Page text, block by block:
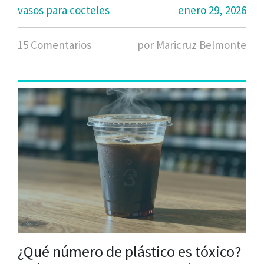
vasos para cocteles
enero 29, 2026
15 Comentarios por Maricruz Belmonte
¿Qué número de plástico es tóxico?